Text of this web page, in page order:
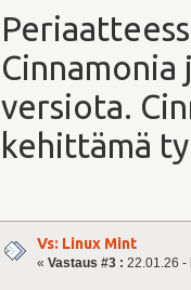
Cinnamonia
versiota.
kehittämä
Vs: Linux Mint
« Vastaus #3 : 22.01.26 -